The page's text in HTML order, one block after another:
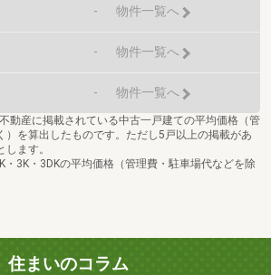
- 物件一覧へ
- 物件一覧へ
- 物件一覧へ
動産に掲載されている中古一戸建ての平均価格（管
）を算出したものです。ただし5戸以上の掲載があ
ます。
・3K・3DKの平均価格（管理費・駐車場代などを除
住まいのコラム